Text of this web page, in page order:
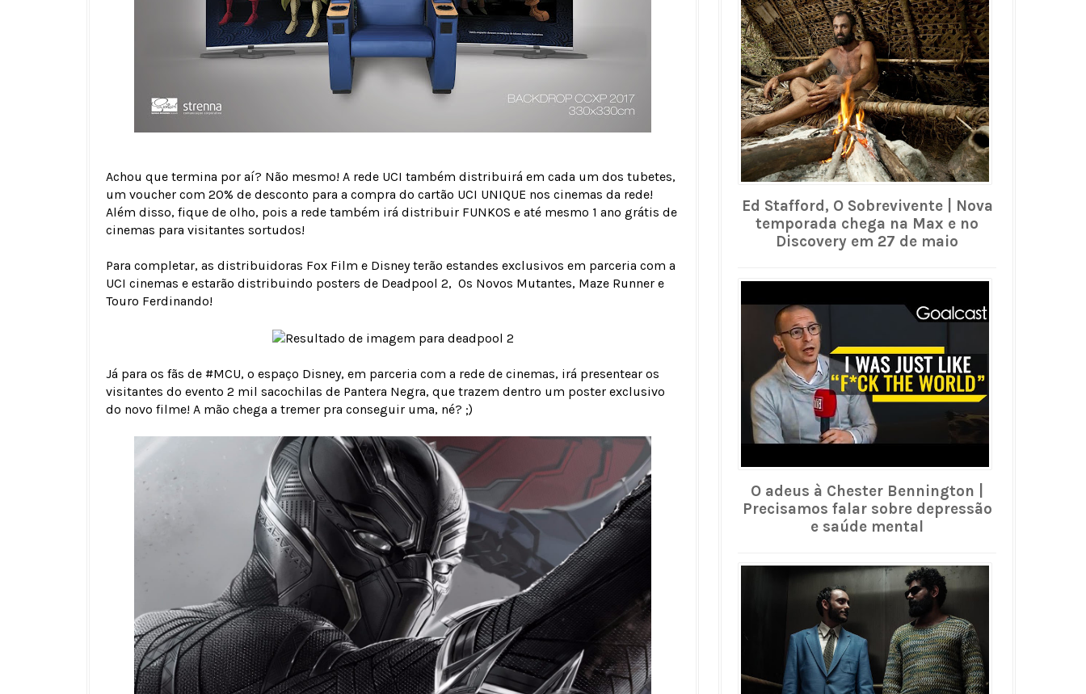
Achou que termina por aí? Não mesmo! A rede UCI também distribuirá em cada um dos tubetes,
um voucher com 20% de desconto para a compra do cartão UCI UNIQUE nos cinemas da rede!
Além disso, fique de olho, pois a rede também irá distribuir FUNKOS e até mesmo 1 ano grátis de
cinemas para visitantes sortudos!
Para completar, as distribuidoras Fox Film e Disney terão estandes exclusivos em parceria com a
UCI cinemas e estarão distribuindo posters de Deadpool 2, Os Novos Mutantes, Maze Runner e
Touro Ferdinando!
Já para os fãs de #MCU, o espaço Disney, em parceria com a rede de cinemas, irá presentear os
visitantes do evento 2 mil sacochilas de Pantera Negra, que trazem dentro um poster exclusivo
do novo filme! A mão chega a tremer pra conseguir uma, né? ;)
Ed Stafford, O Sobrevivente | Nova
temporada chega na Max e no
Discovery em 27 de maio
O adeus à Chester Bennington |
Precisamos falar sobre depressão
e saúde mental